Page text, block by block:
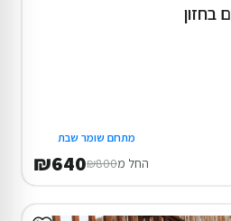
מתחם שומר שבת
החל מ₪800
₪640